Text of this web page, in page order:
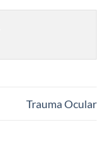
Trauma Ocular